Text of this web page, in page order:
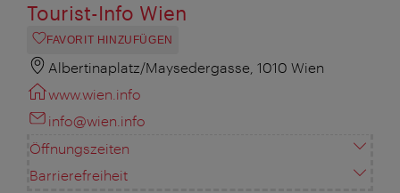
Tourist-Info Wien
FAVORIT HINZUFÜGEN
Albertinaplatz/Maysedergasse, 1010 Wien
www.wien.info
info@wien.info
Öffnungszeiten
Barrierefreiheit